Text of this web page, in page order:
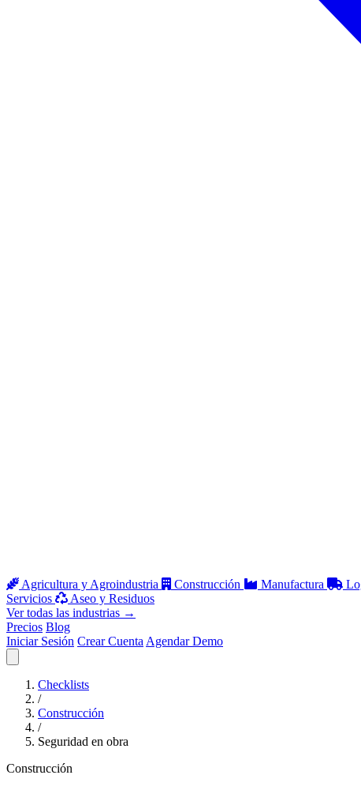
Agricultura y Agroindustria Construcción Manufactura
Servicios
Aseo y Residuos
Ver todas las industrias →
Precios Blog
Iniciar Sesión Crear Cuenta Agendar Demo
Checklists
/
Construcción
/
Seguridad en obra
Construcción